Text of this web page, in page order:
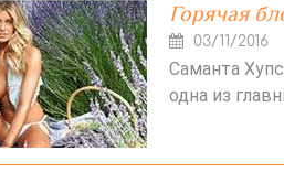
Горячая
03/11/2016
Саманта
одна из